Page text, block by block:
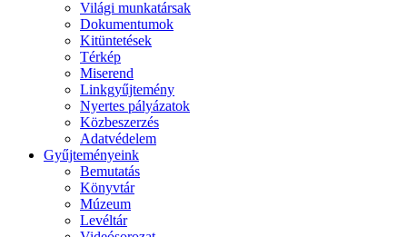
Világi munkatársak
Dokumentumok
Kitüntetések
Térkép
Miserend
Linkgyűjtemény
Nyertes pályázatok
Közbeszerzés
Adatvédelem
Gyűjteményeink
Bemutatás
Könyvtár
Múzeum
Levéltár